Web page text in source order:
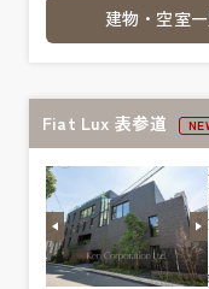
建物・空室
Fiat Lux 表参道